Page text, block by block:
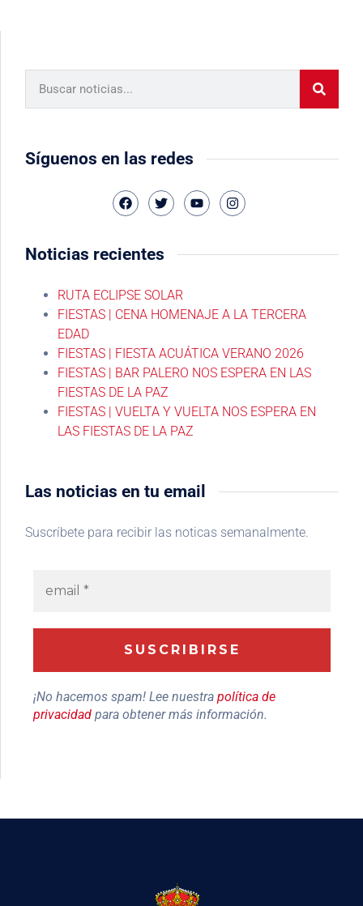
Síguenos en las redes
Noticias recientes
RUTA ECLIPSE SOLAR
FIESTAS | CENA HOMENAJE A LA TERCERA
EDAD
FIESTAS | FIESTA ACUÁTICA VERANO 2026
FIESTAS | BAR PALERO NOS ESPERA EN LAS
FIESTAS DE LA PAZ
FIESTAS | VUELTA Y VUELTA NOS ESPERA EN
LAS FIESTAS DE LA PAZ
Las noticias en tu email
Suscríbete para recibir las noticas semanalmente.
¡No hacemos spam! Lee nuestra política de
privacidad para obtener más información.